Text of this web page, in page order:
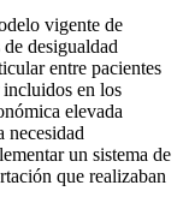
vigente de
desigualdad
entre pacientes
incluidos en los
elevada
necesidad
un sistema de
que realizaban